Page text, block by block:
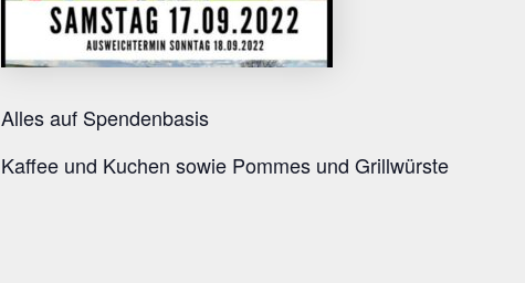
Alles auf Spendenbasis
Kaffee und Kuchen sowie Pommes und Grillwürste